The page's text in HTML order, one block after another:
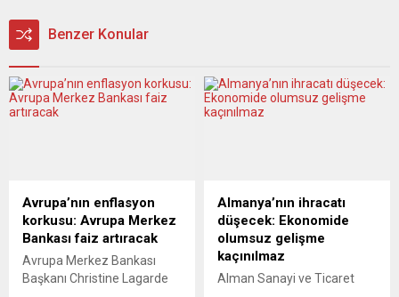
Benzer Konular
Avrupa’nın enflasyon
korkusu: Avrupa Merkez
Bankası faiz artıracak
Avrupa Merkez Bankası
Başkanı Christine Lagarde
Almanya’nın ihracatı
düşecek: Ekonomide
olumsuz gelişme
kaçınılmaz
Alman Sanayi ve Ticaret